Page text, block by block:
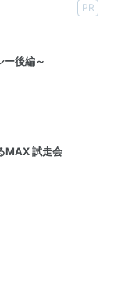
PR
ー後編～
MAX 試走会